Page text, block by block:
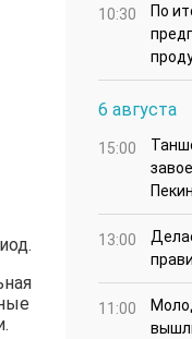
10:30
По
6 августа
15:00
13:00
11:00